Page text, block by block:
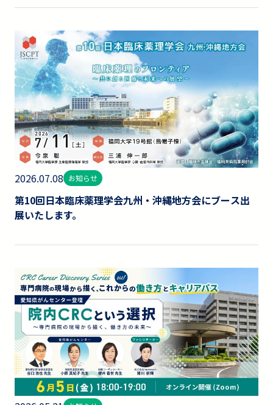
2026.07.08 お知らせ
第10回日本臨床薬理学会九州・沖縄地方会にブース出
展いたします。